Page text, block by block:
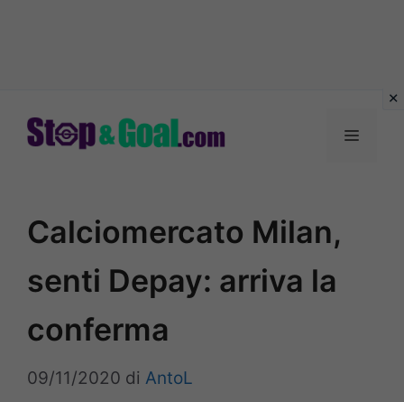
Menu
Calciomercato Milan,
senti Depay: arriva la
conferma
09/11/2020 di AntoL